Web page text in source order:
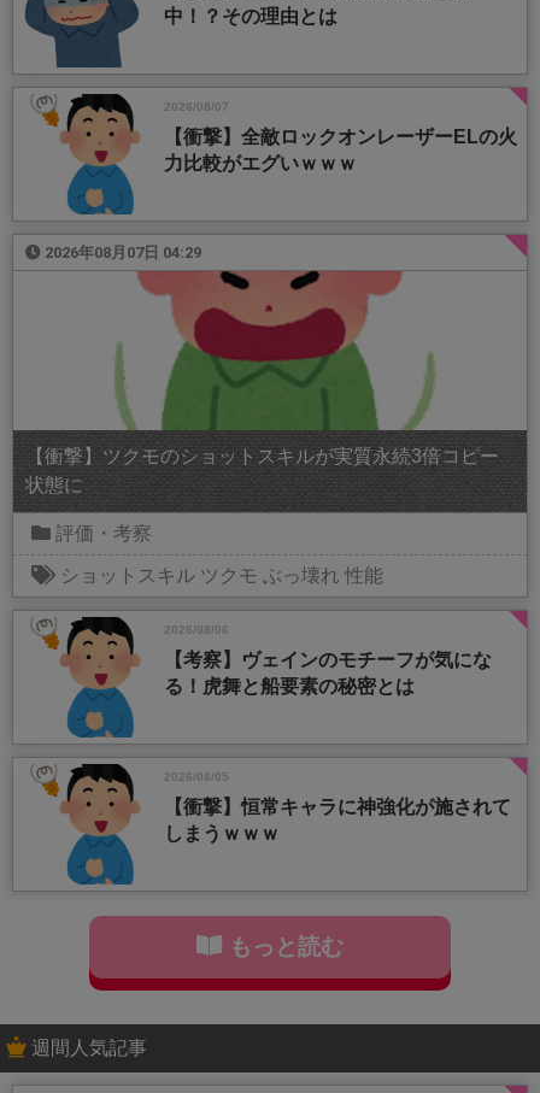
中！？その理由とは
2026/08/07
【衝撃】全敵ロックオンレーザーELの火
力比較がエグいｗｗｗ
2026年08月07日 04:29
【衝撃】ツクモのショットスキルが実質永続3倍コピー
状態に
評価・考察
ショットスキル ツクモ ぶっ壊れ 性能
2026/08/06
【考察】ヴェインのモチーフが気にな
る！虎舞と船要素の秘密とは
2026/08/05
【衝撃】恒常キャラに神強化が施されて
しまうｗｗｗ
もっと読む
週間人気記事